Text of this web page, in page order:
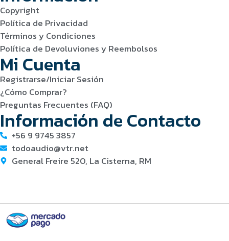
Copyright
Política de Privacidad
Términos y Condiciones
Política de Devoluviones y Reembolsos
Mi Cuenta
Registrarse/Iniciar Sesión
¿Cómo Comprar?
Preguntas Frecuentes (FAQ)
Información de Contacto
+56 9 9745 3857
todoaudio@vtr.net
General Freire 520, La Cisterna, RM